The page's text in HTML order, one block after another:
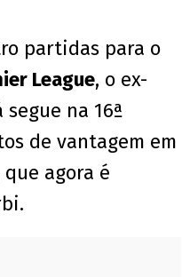
partidas para o
League, o ex-
na 16ª
de vantagem em
agora é